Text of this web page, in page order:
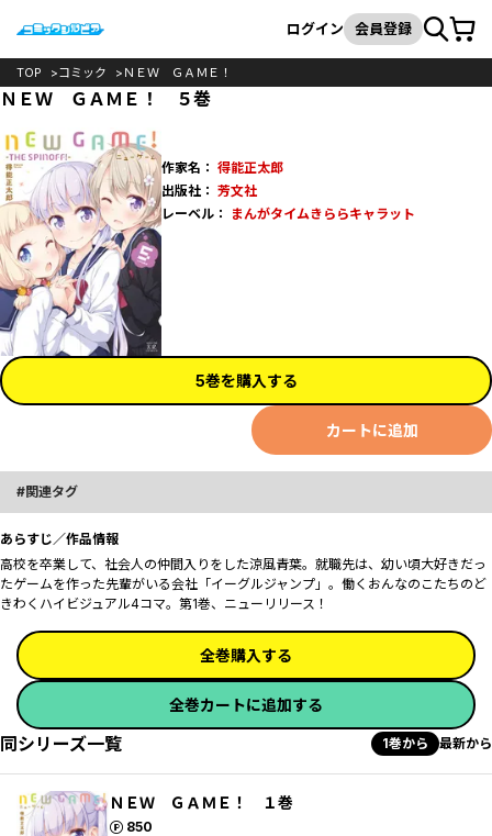
検索
ログイン 会員登録カート
TOP コミック ＮＥＷ ＧＡＭＥ！
ＮＥＷ ＧＡＭＥ！ ５巻
作家名： 得能正太郎
出版社： 芳文社
レーベル：
まんがタイムきららキャラット
5巻を購入する
カートに追加
関連タグ
あらすじ／作品情報
高校を卒業して、社会人の仲間入りをした涼風青葉。就職先は、幼い頃大好きだっ
たゲームを作った先輩がいる会社「イーグルジャンプ」。働くおんなのこたちのど
きわくハイビジュアル4コマ。第1巻、ニューリリース！
全巻購入する
全巻カートに追加する
同シリーズ一覧 1巻から 最新から
ＮＥＷ ＧＡＭＥ！ １巻
850
ポイント